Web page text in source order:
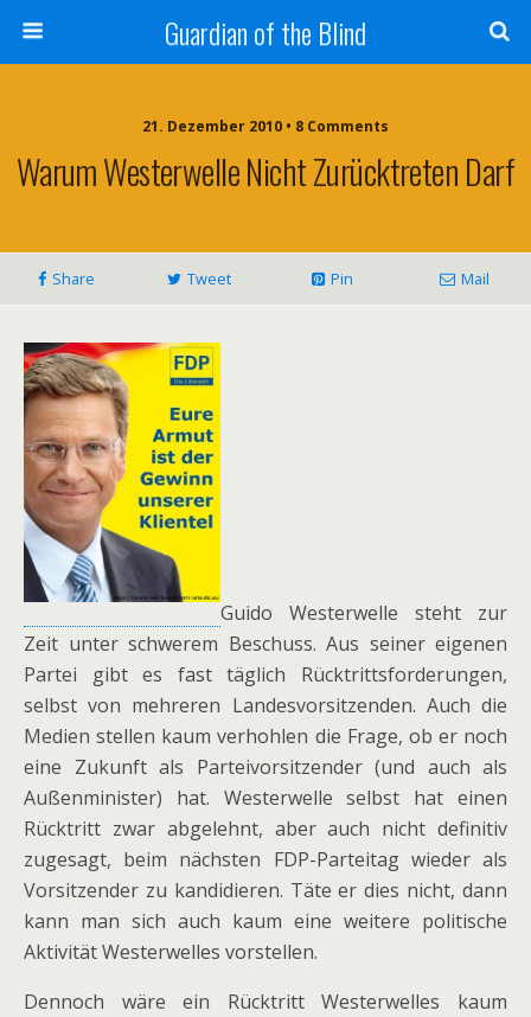
Guardian of the Blind
21. Dezember 2010 • 8 Comments
Warum Westerwelle Nicht Zurücktreten Darf
Share Tweet Pin Mail
Guido Westerwelle steht zur
Zeit unter schwerem Beschuss. Aus seiner eigenen
Partei gibt es fast täglich Rücktrittsforderungen,
selbst von mehreren Landesvorsitzenden. Auch die
Medien stellen kaum verhohlen die Frage, ob er noch
eine Zukunft als Parteivorsitzender (und auch als
Außenminister) hat. Westerwelle selbst hat einen
Rücktritt zwar abgelehnt, aber auch nicht definitiv
zugesagt, beim nächsten FDP-Parteitag wieder als
Vorsitzender zu kandidieren. Täte er dies nicht, dann
kann man sich auch kaum eine weitere politische
Aktivität Westerwelles vorstellen.
Dennoch wäre ein Rücktritt Westerwelles kaum